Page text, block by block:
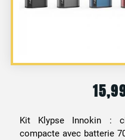
Kit Klypse Innokin :
compacte avec batterie